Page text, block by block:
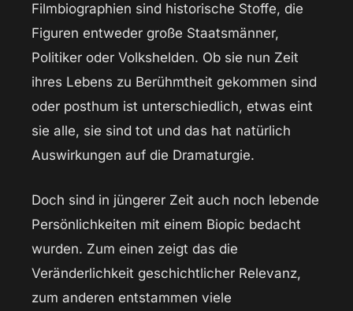
Filmbiographien sind historische Stoffe, die
Figuren entweder große Staatsmänner,
Politiker oder Volkshelden. Ob sie nun Zeit
ihres Lebens zu Berühmtheit gekommen sind
oder posthum ist unterschiedlich, etwas eint
sie alle, sie sind tot und das hat natürlich
Auswirkungen auf die Dramaturgie.
Doch sind in jüngerer Zeit auch noch lebende
Persönlichkeiten mit einem Biopic bedacht
wurden. Zum einen zeigt das die
Veränderlichkeit geschichtlicher Relevanz,
zum anderen entstammen viele